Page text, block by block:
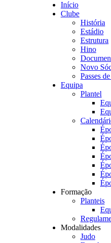
Início
Clube
História
Estádio
Estrutura
Hino
Novo
Passes
Equipa
Plantel
Formação
Planteis
Modalidades
Judo